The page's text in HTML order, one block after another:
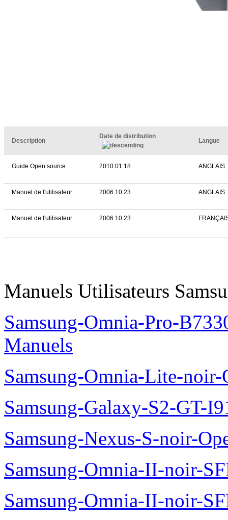
Description
Date de distribution
Langue
Guide Open source 2010.01.18 ANGLAIS
Manuel de l'utilisateur 2006.10.23 ANGLAIS
Manuel de l'utilisateur 2006.10.23
Manuels Utilisateurs
Samsung-Omnia-Pro-
Manuels
Samsung-Omnia-Lite-
Samsung-Galaxy-S2-GT-
Samsung-Nexus-S-noir-
Samsung-Omnia-II-noir-
Samsung-Omnia-II-noir-